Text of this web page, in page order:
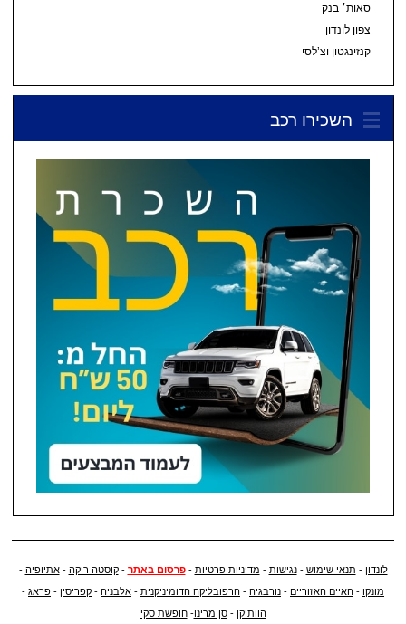
סאות׳ בנק
צפון לונדון
קנזינגטון וצ’לסי
השכירו רכב
לונדון - תנאי שימוש -נגישות - מדיניות פרטיות -פרסום באתר -קוסטה ריקה -אתיופיה -
מונקו - האיים האזוריים - נורבגיה - הרפובליקה הדומיניקנית - אלבניה - קפריסין - פראג -
הוותיקן -סן מרינו-חופשת סקי